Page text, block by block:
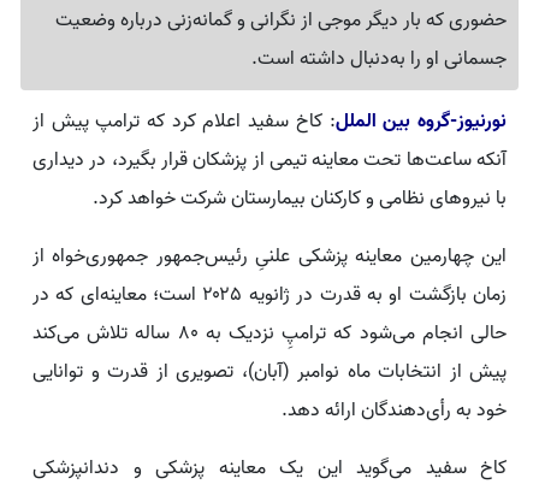
حضوری که بار دیگر موجی از نگرانی و گمانه‌زنی درباره وضعیت
جسمانی او را به‌دنبال داشته است.
نورنیوز-گروه بین الملل: کاخ سفید اعلام کرد که ترامپ پیش از
آنکه ساعت‌ها تحت معاینه تیمی از پزشکان قرار بگیرد، در دیداری
با نیروهای نظامی و کارکنان بیمارستان شرکت خواهد کرد.
این چهارمین معاینه پزشکی علنیِ رئیس‌جمهور جمهوری‌خواه از
زمان بازگشت او به قدرت در ژانویه ۲۰۲۵ است؛ معاینه‌ای که در
حالی انجام می‌شود که ترامپِ نزدیک به ۸۰ ساله تلاش می‌کند
پیش از انتخابات ماه نوامبر (آبان)، تصویری از قدرت و توانایی
خود به رأی‌دهندگان ارائه دهد.
کاخ سفید می‌گوید این یک معاینه پزشکی و دندانپزشکی